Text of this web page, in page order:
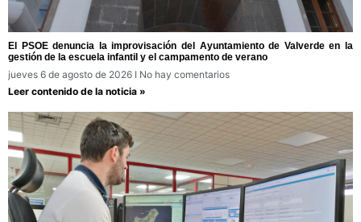
El PSOE denuncia la improvisación del Ayuntamiento de Valverde en la
gestión de la escuela infantil y el campamento de verano
jueves 6 de agosto de 2026
No hay comentarios
Leer contenido de la noticia »